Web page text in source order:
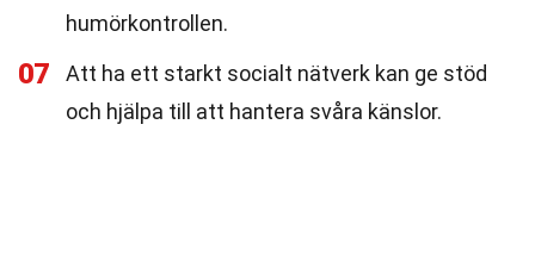
humörkontrollen.
07
Att ha ett starkt socialt nätverk kan ge stöd
och hjälpa till att hantera svåra känslor.